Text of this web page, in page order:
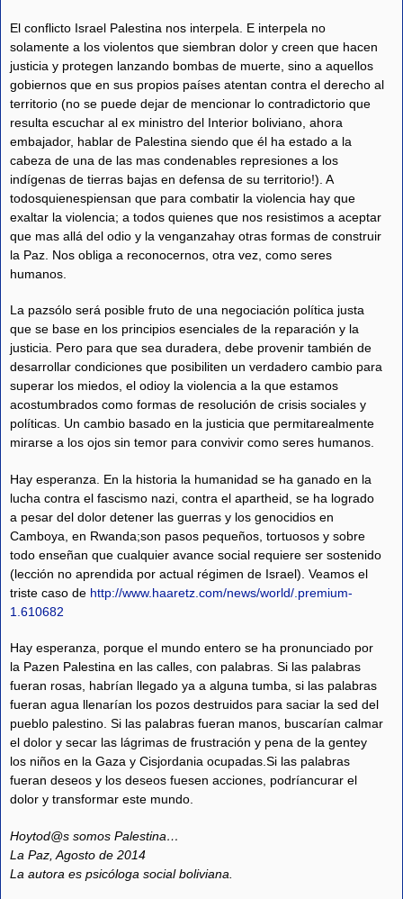
El conflicto Israel Palestina nos interpela. E interpela no
solamente a los violentos que siembran dolor y creen que hacen
justicia y protegen lanzando bombas de muerte, sino a aquellos
gobiernos que en sus propios países atentan contra el derecho al
territorio (no se puede dejar de mencionar lo contradictorio que
resulta escuchar al ex ministro del Interior boliviano, ahora
embajador, hablar de Palestina siendo que él ha estado a la
cabeza de una de las mas condenables represiones a los
indígenas de tierras bajas en defensa de su territorio!). A
todosquienespiensan que para combatir la violencia hay que
exaltar la violencia; a todos quienes que nos resistimos a aceptar
que mas allá del odio y la venganzahay otras formas de construir
la Paz. Nos obliga a reconocernos, otra vez, como seres
humanos.
La pazsólo será posible fruto de una negociación política justa
que se base en los principios esenciales de la reparación y la
justicia. Pero para que sea duradera, debe provenir también de
desarrollar condiciones que posibiliten un verdadero cambio para
superar los miedos, el odioy la violencia a la que estamos
acostumbrados como formas de resolución de crisis sociales y
políticas. Un cambio basado en la justicia que permitarealmente
mirarse a los ojos sin temor para convivir como seres humanos.
Hay esperanza. En la historia la humanidad se ha ganado en la
lucha contra el fascismo nazi, contra el apartheid, se ha logrado
a pesar del dolor detener las guerras y los genocidios en
Camboya, en Rwanda;son pasos pequeños, tortuosos y sobre
todo enseñan que cualquier avance social requiere ser sostenido
(lección no aprendida por actual régimen de Israel). Veamos el
triste caso de http://www.haaretz.com/news/world/.premium-
1.610682
Hay esperanza, porque el mundo entero se ha pronunciado por
la Pazen Palestina en las calles, con palabras. Si las palabras
fueran rosas, habrían llegado ya a alguna tumba, si las palabras
fueran agua llenarían los pozos destruidos para saciar la sed del
pueblo palestino. Si las palabras fueran manos, buscarían calmar
el dolor y secar las lágrimas de frustración y pena de la gentey
los niños en la Gaza y Cisjordania ocupadas.Si las palabras
fueran deseos y los deseos fuesen acciones, podríancurar el
dolor y transformar este mundo.
Hoytod@s somos Palestina…
La Paz, Agosto de 2014
La autora es psicóloga social boliviana.